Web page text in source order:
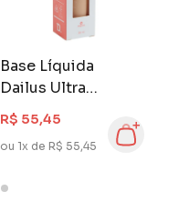
Base Líquida
Dailus Ultra
Cobertura 28 ml
D.4 Claro
R$ 55,45
ou 1x de R$ 55,45